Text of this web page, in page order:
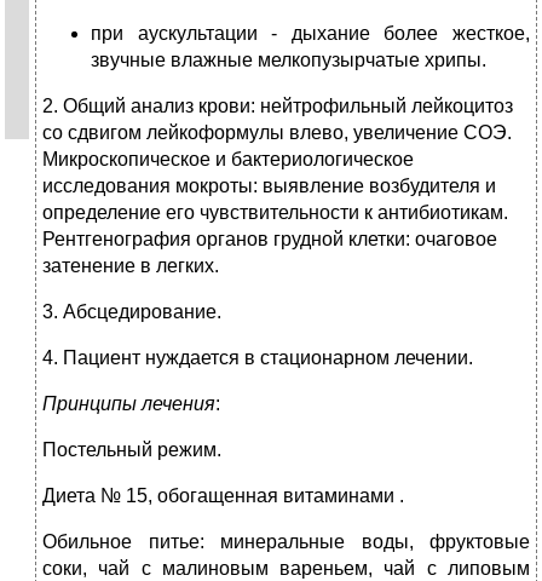
при аускультации ‑ дыхание более жесткое,
звучные влажные мелкопузырчатые хрипы.
2. Общий анализ крови: нейтрофильный лейкоцитоз
со сдвигом лейкоформулы влево, увеличение СОЭ.
Микроскопическое и бактериологическое
исследования мокроты: выявление возбудителя и
определение его чувствительности к антибиотикам.
Рентгенография органов грудной клетки: очаговое
затенение в легких.
3. Абсцедирование.
4. Пациент нуждается в стационарном лечении.
Принципы лечения:
Постельный режим.
Диета № 15, обогащенная витаминами .
Обильное питье: минеральные воды, фруктовые
соки, чай с малиновым вареньем, чай с липовым